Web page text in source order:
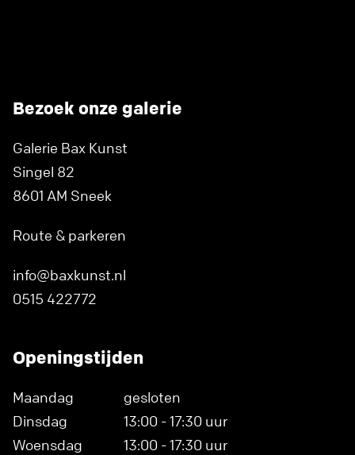
Bezoek onze galerie
Galerie Bax Kunst
Singel 82
8601 AM Sneek
Route & parkeren
info@baxkunst.nl
0515 422772
Openingstijden
Maandag
gesloten
Dinsdag
13:00 - 17:30 uur
Woensdag
13:00 - 17:30 uur